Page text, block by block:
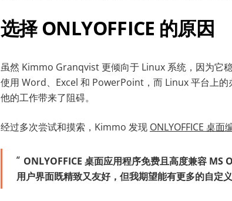
选择 ONLYOFFICE 的原因
虽然 Kimmo Granqvist 更倾向于 Linux 系统，因为它
使用 Word、Excel 和 PowerPoint，而 Linux 平台上
他的工作带来了阻碍。
经过多次尝试和摸索，Kimmo 发现 ONLYOFFICE 桌面
ONLYOFFICE 桌面应用程序免费且高度兼容
用户界面既精致又友好，但我期望能有更多的自定